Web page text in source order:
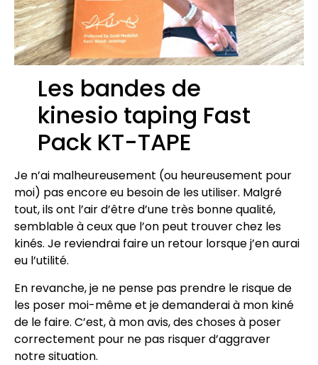
Les bandes de
kinesio taping Fast
Pack KT-TAPE
Je n’ai malheureusement (ou heureusement pour
moi) pas encore eu besoin de les utiliser. Malgré
tout, ils ont l’air d’être d’une très bonne qualité,
semblable à ceux que l’on peut trouver chez les
kinés. Je reviendrai faire un retour lorsque j’en aurai
eu l’utilité.
En revanche, je ne pense pas prendre le risque de
les poser moi-même et je demanderai à mon kiné
de le faire. C’est, à mon avis, des choses à poser
correctement pour ne pas risquer d’aggraver
notre situation.